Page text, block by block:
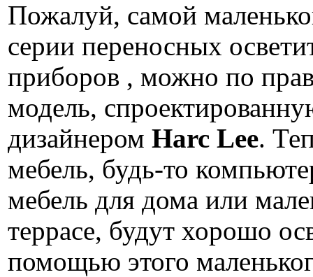
Пожалуй, самой
серии переносных
приборов , можно по
модель,
дизайнером Harc Lee.
мебель, будь-то
мебель для дома или
террасе, будут хорошо
помощью этого